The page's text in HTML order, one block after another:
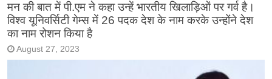
मन की बात में पी.एम ने कहा उन्हें भारतीय खिलाड़िओं पर गर्व है।
विश्व यूनिवर्सिटी गेम्स में 26 पदक देश के नाम करके उन्होंने देश
का नाम रोशन किया है
August 27, 2023